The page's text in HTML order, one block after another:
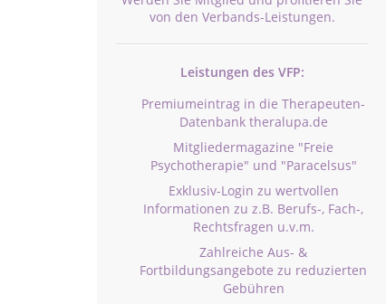
von den Verbands-Leistungen.
Leistungen des VFP:
Premiumeintrag in die Therapeuten-
Datenbank theralupa.de
Mitgliedermagazine "Freie
Psychotherapie" und "Paracelsus"
Exklusiv-Login zu wertvollen
Informationen zu z.B. Berufs-, Fach-,
Rechtsfragen u.v.m.
Zahlreiche Aus- &
Fortbildungsangebote zu reduzierten
Gebühren